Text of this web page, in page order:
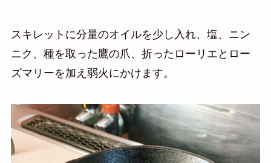
スキレットに分量のオイルを少し入れ、塩、ニン
ニク、種を取った鷹の爪、折ったローリエとロー
ズマリーを加え弱火にかけます。